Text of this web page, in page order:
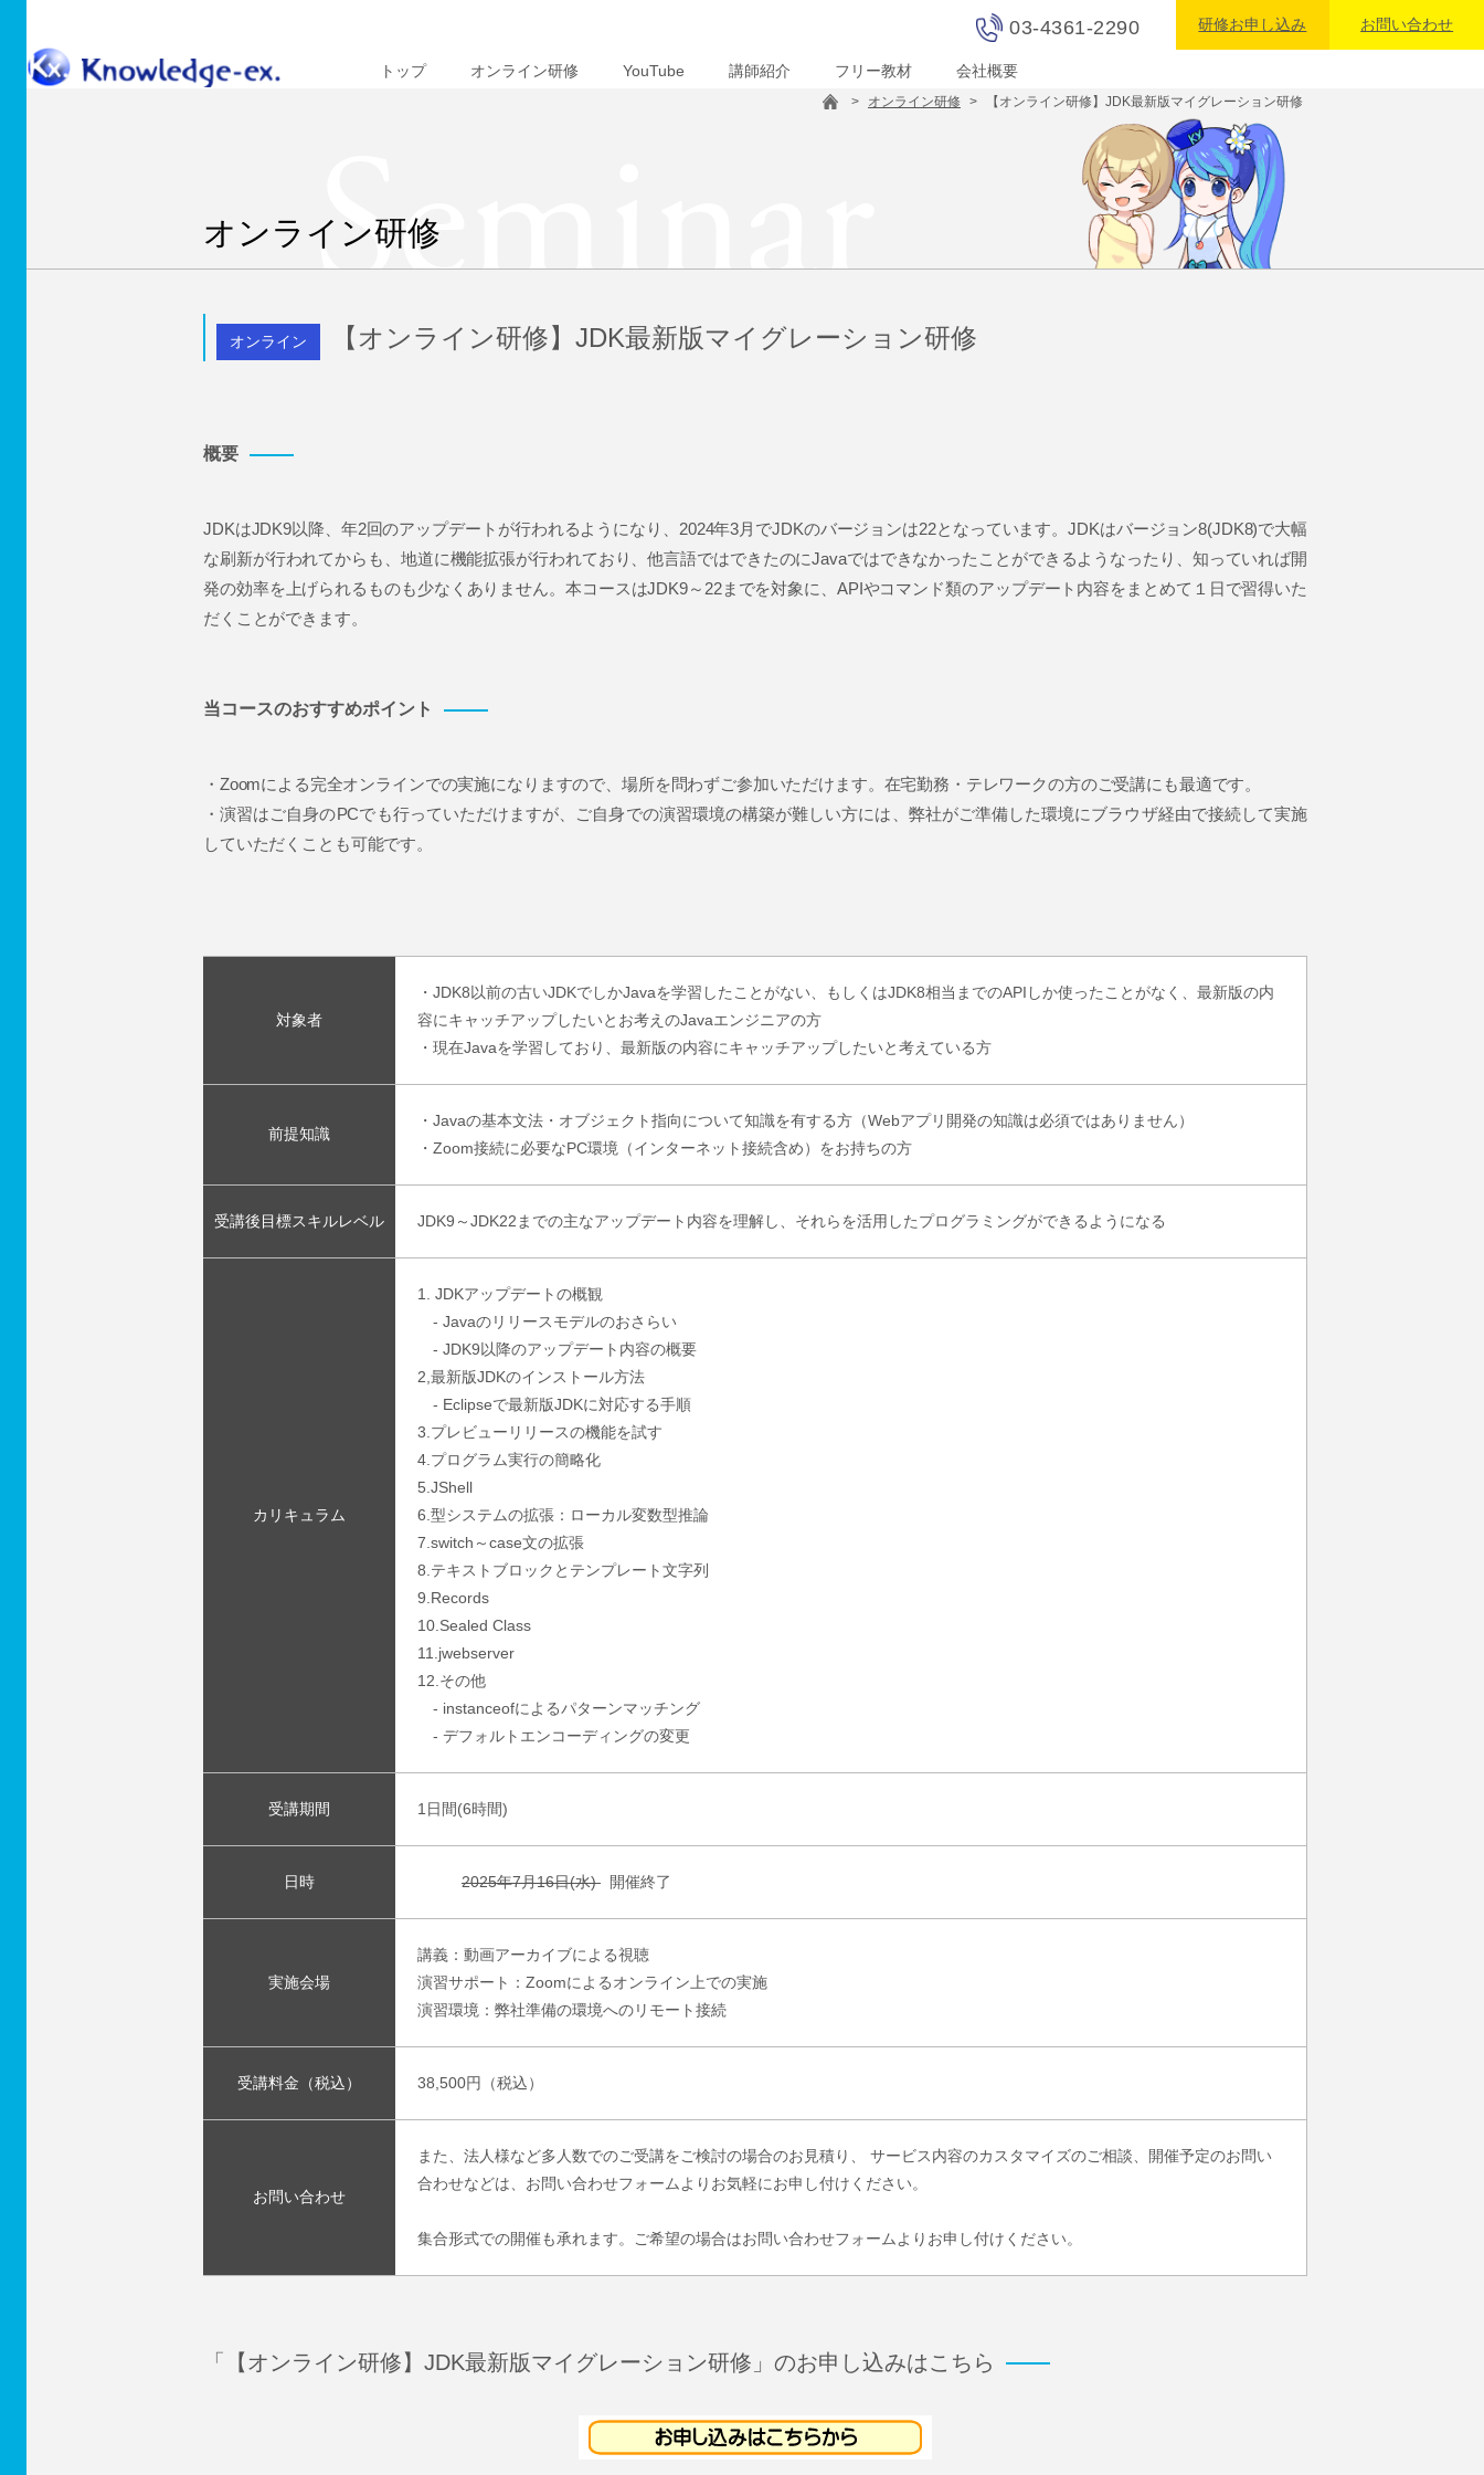
03-4361-2290 研修お申し込み お問い合わせ
トップ オンライン研修 YouTube 講師紹介 フリー教材 会社概要
> オンライン研修 > 【オンライン研修】JDK最新版マイグレーション研修
Seminar
オンライン研修
オンライン 【オンライン研修】JDK最新版マイグレーション研修
概要
JDKはJDK9以降、年2回のアップデートが行われるようになり、2024年3月でJDKのバージョンは22となっています。JDKはバージョン8(JDK8)で大幅
な刷新が行われてからも、地道に機能拡張が行われており、他言語ではできたのにJavaではできなかったことができるようなったり、知っていれば開
発の効率を上げられるものも少なくありません。本コースはJDK9～22までを対象に、APIやコマンド類のアップデート内容をまとめて１日で習得いた
だくことができます。
当コースのおすすめポイント
・Zoomによる完全オンラインでの実施になりますので、場所を問わずご参加いただけます。在宅勤務・テレワークの方のご受講にも最適です。
・演習はご自身のPCでも行っていただけますが、ご自身での演習環境の構築が難しい方には、弊社がご準備した環境にブラウザ経由で接続して実施
していただくことも可能です。
対象者
・JDK8以前の古いJDKでしかJavaを学習したことがない、もしくはJDK8相当までのAPIしか使ったことがなく、最新版の内
容にキャッチアップしたいとお考えのJavaエンジニアの方
・現在Javaを学習しており、最新版の内容にキャッチアップしたいと考えている方
前提知識
・Javaの基本文法・オブジェクト指向について知識を有する方（Webアプリ開発の知識は必須ではありません）
・Zoom接続に必要なPC環境（インターネット接続含め）をお持ちの方
受講後目標スキルレベル JDK9～JDK22までの主なアップデート内容を理解し、それらを活用したプログラミングができるようになる
カリキュラム
1. JDKアップデートの概観
- Javaのリリースモデルのおさらい
- JDK9以降のアップデート内容の概要
2,最新版JDKのインストール方法
- Eclipseで最新版JDKに対応する手順
3.プレビューリリースの機能を試す
4.プログラム実行の簡略化
5.JShell
6.型システムの拡張：ローカル変数型推論
7.switch～case文の拡張
8.テキストブロックとテンプレート文字列
9.Records
10.Sealed Class
11.jwebserver
12.その他
- instanceofによるパターンマッチング
- デフォルトエンコーディングの変更
受講期間 1日間(6時間)
日時 2025年7月16日(水) 開催終了
実施会場
講義：動画アーカイブによる視聴
演習サポート：Zoomによるオンライン上での実施
演習環境：弊社準備の環境へのリモート接続
受講料金（税込） 38,500円（税込）
お問い合わせ
また、法人様など多人数でのご受講をご検討の場合のお見積り、 サービス内容のカスタマイズのご相談、開催予定のお問い
合わせなどは、お問い合わせフォームよりお気軽にお申し付けください。
集合形式での開催も承れます。ご希望の場合はお問い合わせフォームよりお申し付けください。
「【オンライン研修】JDK最新版マイグレーション研修」のお申し込みはこちら